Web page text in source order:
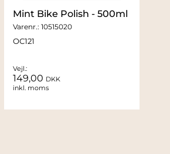
Mint Bike Polish - 500ml
Varenr.: 10515020
OC121
Vejl.:
149,00 DKK
inkl. moms